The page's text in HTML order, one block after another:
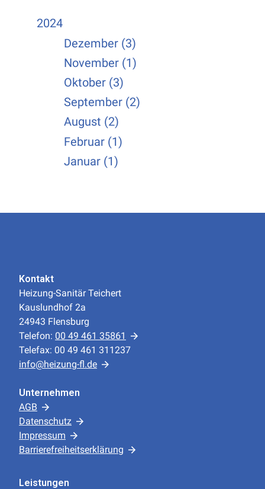
2024
Dezember (3)
November (1)
Oktober (3)
September (2)
August (2)
Februar (1)
Januar (1)
Kontakt
Heizung-Sanitär Teichert
Kauslundhof 2a
24943 Flensburg
Telefon: 00 49 461 35861
Telefax: 00 49 461 311237
info@heizung-fl.de
Unternehmen
AGB
Datenschutz
Impressum
Barrierefreiheitserklärung
Leistungen